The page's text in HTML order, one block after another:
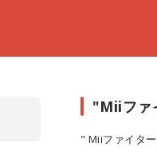
"Miiファ
" Miiファイタ